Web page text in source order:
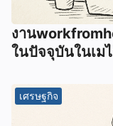
งาน
ในปัจจุบันในเม
เศรษฐกิจ